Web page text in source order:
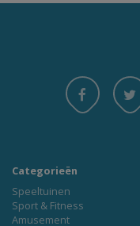
Categorieën
Speeltuinen
Sport & Fitness
Amusement